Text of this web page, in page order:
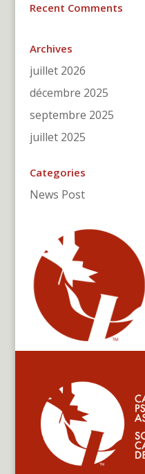
Recent Comments
Archives
juillet 2026
décembre 2025
septembre 2025
juillet 2025
Categories
News Post